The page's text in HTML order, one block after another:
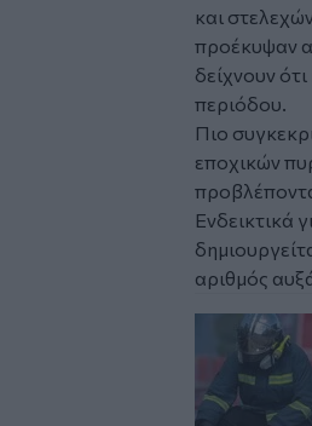
και
προέκυψαν
δείχνουν
περιόδου.
Πιο
εποχικών
Ενδεικτικά
αριθμός